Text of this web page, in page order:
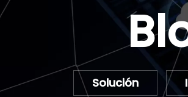
Solución